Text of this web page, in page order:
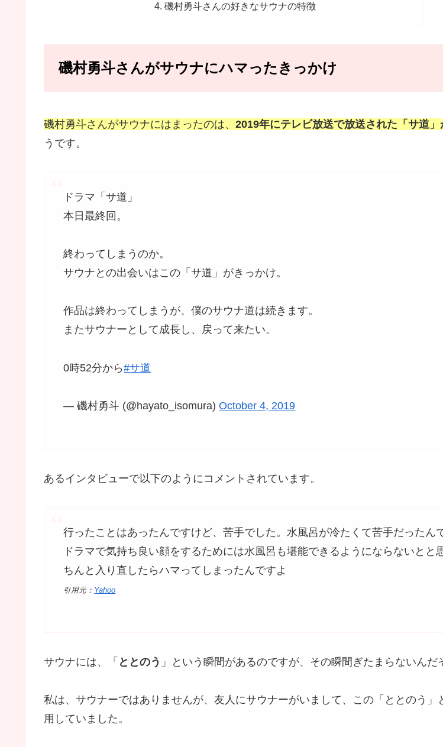
磯村勇斗さんの好きなサウナの特徴
磯村勇斗さんがサウナにハマったきっかけ
磯村勇斗さんがサウナにはまったのは、 2019年にテレビ放送で放送された「サ道
うです。
ドラマ「サ道」
本日最終回。
終わってしまうのか。
サウナとの出会いはこの「サ道」がきっかけ。
作品は終わってしまうが、僕のサウナ道は続きます。
またサウナーとして成長し、戻って来たい。
0時52分から#サ道
— 磯村勇斗 (@hayato_isomura)October 4, 2019
あるインタビューで以下のようにコメントされています。
行ったことはあったんですけど、苦手でした。水風呂が冷たくて苦手だったん
ドラマで気持ち良い顔をするためには水風呂も堪能できるようにならないとと
ちんと入り直したらハマってしまったんですよ
引用元： Yahoo
サウナには、「 ととのう 」という瞬間があるのですが、その瞬間ぎたまらないんだ
私は、サウナーではありませんが、友人にサウナーがいまして、この「ととのう」
用していました。